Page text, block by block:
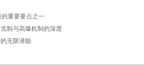
重要要点之一
制与高爆机制的深度
无限潜能